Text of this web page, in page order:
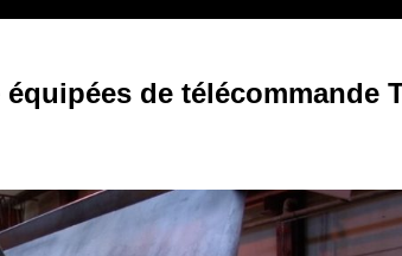
de télécommande